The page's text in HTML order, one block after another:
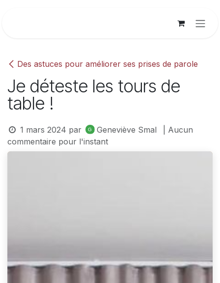
Des astuces pour améliorer ses prises de parole
Je déteste les tours de
table !
1 mars 2024 par Geneviève Smal
| Aucun
commentaire pour l'instant